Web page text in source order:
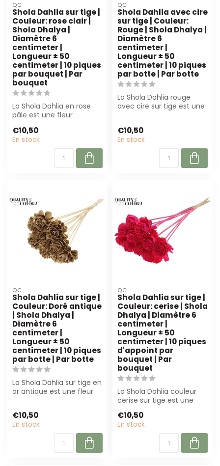
QC
Shola Dahlia sur tige |
Couleur: rose clair |
Shola Dhalya |
Diamètre 6
centimeter |
Longueur ± 50
centimeter | 10 piques
par bouquet | Par
bouquet
La Shola Dahlia en rose
pâle est une fleur
cm, parfa...
€10,50
En stock
QC
Shola Dahlia avec cire
sur tige | Couleur:
Rouge | Shola Dhalya |
Diamètre 6
centimeter |
Longueur ± 50
centimeter | 10 piques
par botte | Par botte
La Shola Dahlia rouge
avec cire sur tige est une
€10,50
En stock
QC
Shola Dahlia sur tige |
Couleur: Doré antique
| Shola Dhalya |
Diamètre 6
centimeter |
Longueur ± 50
centimeter | 10 piques
par botte | Par botte
La Shola Dahlia sur tige en
or antique est une fleur
€10,50
En stock
QC
Shola Dahlia sur tige |
Couleur: cerise | Shola
Dhalya | Diamètre 6
centimeter |
Longueur ± 50
centimeter | 10 piques
d'appoint par
bouquet | Par
bouquet
La Shola Dahlia couleur
cerise sur tige est une
pe...
€10,50
En stock